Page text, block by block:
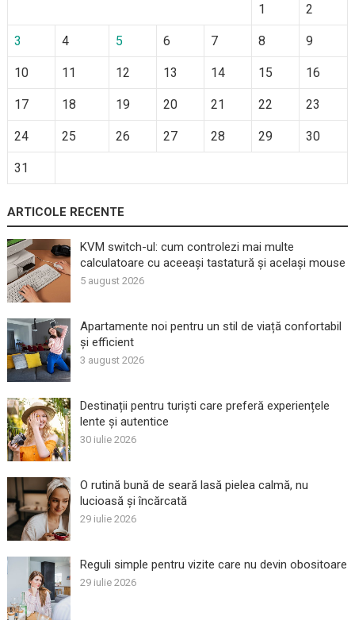
1 2
3 4 5 6 7 8 9
10 11 12 13 14 15 16
17 18 19 20 21 22 23
24 25 26 27 28 29 30
31
ARTICOLE RECENTE
KVM switch-ul: cum controlezi mai multe
calculatoare cu aceeași tastatură și același mouse
5 august 2026
Apartamente noi pentru un stil de viață confortabil
și efficient
3 august 2026
Destinații pentru turiști care preferă experiențele
lente și autentice
30 iulie 2026
O rutină bună de seară lasă pielea calmă, nu
lucioasă și încărcată
29 iulie 2026
Reguli simple pentru vizite care nu devin obositoare
29 iulie 2026